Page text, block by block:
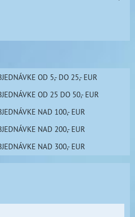
OD 5,- DO 25,- EUR
OD 25 DO 50,- EUR
NAD 100,- EUR
NAD 200,- EUR
NAD 300,- EUR